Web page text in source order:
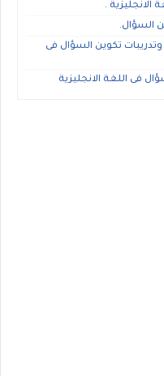
الانجليزية .
السؤال.
تكوين السؤال فى
فى اللغة الانجليزية